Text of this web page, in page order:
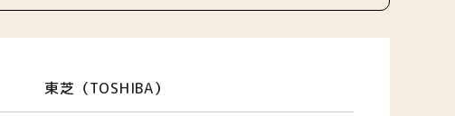
東芝（TOSHIBA）